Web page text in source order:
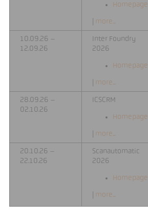
Homepage
more...
10.09.26 –
12.09.26
Inter Foundry
2026
Homepage
more...
28.09.26 –
02.10.26
ICSCRM
Homepage
more...
20.10.26 –
22.10.26
Scanautomatic
2026
Homepage
more...